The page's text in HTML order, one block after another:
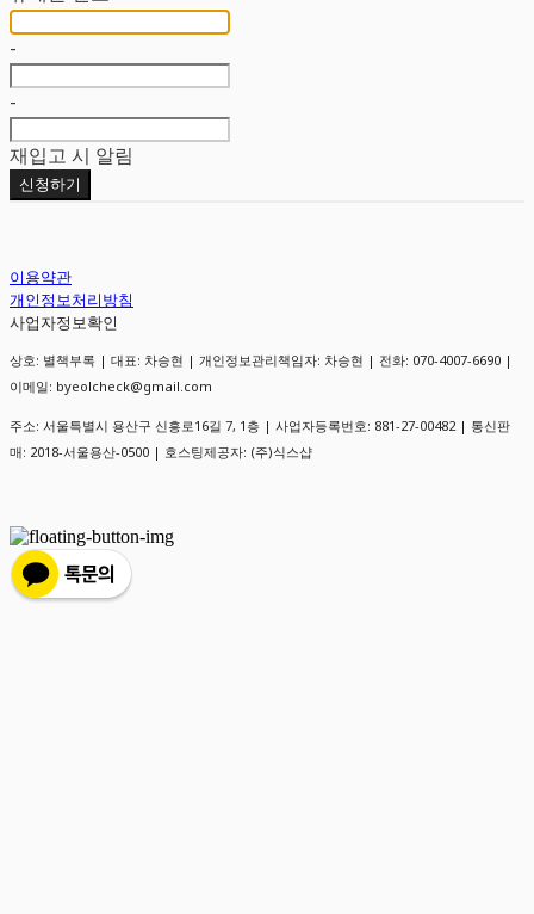
-
-
재입고 시 알림
신청하기
이용약관
개인정보처리방침
사업자정보확인
상호: 별책부록 | 대표: 차승현 | 개인정보관리책임자: 차승현 | 전화: 070-4007-6690 |
이메일: byeolcheck@gmail.com
주소: 서울특별시 용산구 신흥로16길 7, 1층 | 사업자등록번호: 881-27-00482 | 통신판
매: 2018-서울용산-0500 | 호스팅제공자: (주)식스샵